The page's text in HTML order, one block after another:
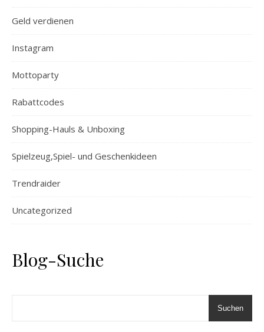
Geld verdienen
Instagram
Mottoparty
Rabattcodes
Shopping-Hauls & Unboxing
Spielzeug,Spiel- und Geschenkideen
Trendraider
Uncategorized
Blog-Suche
Suchen